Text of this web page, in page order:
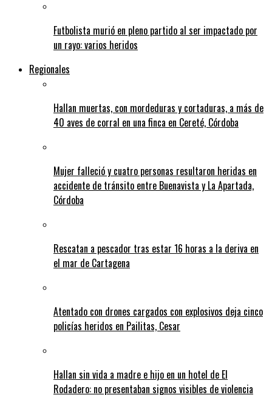
Futbolista murió en pleno partido al ser impactado por
un rayo: varios heridos
Regionales
Hallan muertas, con mordeduras y cortaduras, a más de
40 aves de corral en una finca en Cereté, Córdoba
Mujer falleció y cuatro personas resultaron heridas en
accidente de tránsito entre Buenavista y La Apartada,
Córdoba
Rescatan a pescador tras estar 16 horas a la deriva en
el mar de Cartagena
Atentado con drones cargados con explosivos deja cinco
policías heridos en Pailitas, Cesar
Hallan sin vida a madre e hijo en un hotel de El
Rodadero: no presentaban signos visibles de violencia